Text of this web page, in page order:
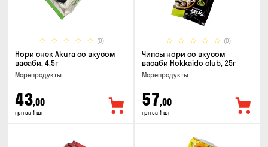
(0)
Нори снек Akura со вкусом
васаби, 4.5г
Морепродукты
43,00
грн за 1 шт
(0)
Чипсы нори со вкусом
васаби Hokkaido club, 25г
Морепродукты
57,00
грн за 1 шт